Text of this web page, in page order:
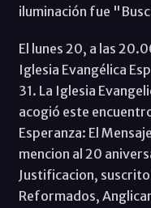
iluminación fue
El lunes 20, a las
Iglesia Evangélica
31. La Iglesia
acogió este
Esperanza: El
mencion al 20
Justificacion,
Reformados,